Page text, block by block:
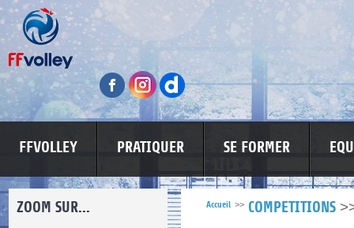
FFVOLLEY PRATIQUER SE FORMER
ZOOM SUR... Accueil >> COMPETITIONS